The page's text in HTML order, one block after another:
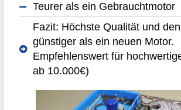
Teurer als ein Gebrauchtmotor
Fazit: Höchste Qualität und
günstiger als ein neuen Motor.
Empfehlenswert für
ab 10.000€)